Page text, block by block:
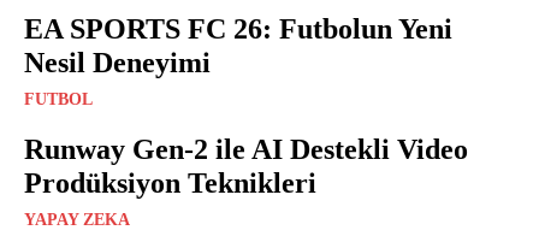
EA SPORTS FC 26: Futbolun Yeni
Nesil Deneyimi
FUTBOL
Runway Gen-2 ile AI Destekli Video
Prodüksiyon Teknikleri
YAPAY ZEKA